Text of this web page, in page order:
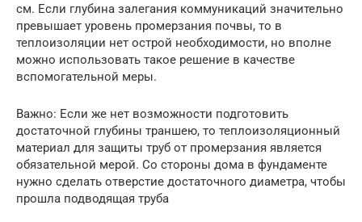
см. Если глубина залегания коммуникаций значительно
превышает уровень промерзания почвы, то в
теплоизоляции нет острой необходимости, но вполне
можно использовать такое решение в качестве
вспомогательной меры.
Важно: Если же нет возможности подготовить
достаточной глубины траншею, то теплоизоляционный
материал для защиты труб от промерзания является
обязательной мерой. Со стороны дома в фундаменте
нужно сделать отверстие достаточного диаметра, чтобы
прошла подводящая труба